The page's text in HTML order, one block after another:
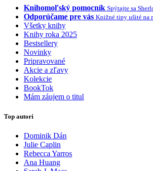
Knihomoľský pomocník Spýtajte sa
Odporúčame pre vás Knižné tipy ušité na
Všetky knihy
Knihy roka 2025
Bestsellery
Novinky
Pripravované
Akcie a zľavy
Kolekcie
BookTok
Mám záujem o titul
Top autori
Dominik Dán
Julie Caplin
Rebecca Yarros
Ana Huang